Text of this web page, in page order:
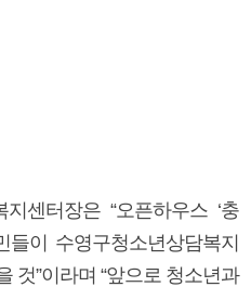
센터장은 “오픈하우스 ‘충
들이 수영구청소년상담복지
것”이라며 “앞으로 청소년과